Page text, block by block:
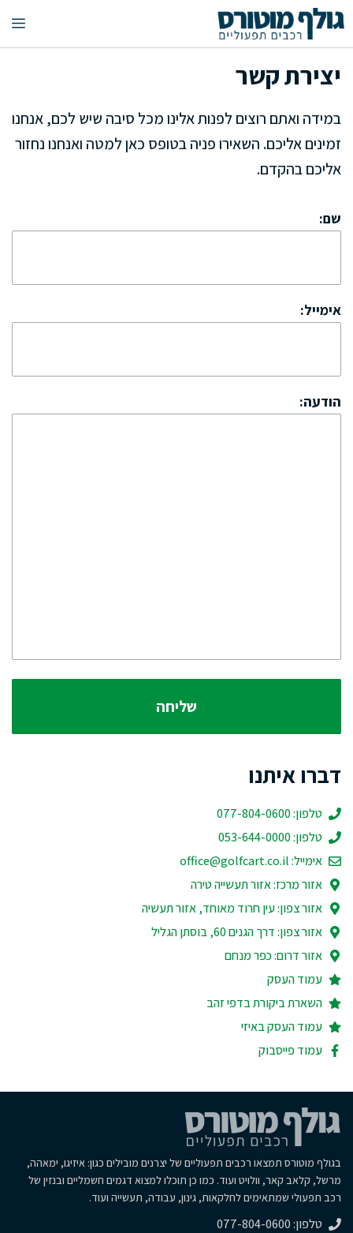
לדלג
יצירת קשר
במידה ואתם רוצים לפנות אלינו מכל סיבה שיש לכם, אנחנו
זמינים אליכם. השאירו פניה בטופס כאן למטה ואנחנו נחזור
אליכם בהקדם.
שם:
אימייל:
הודעה:
דברו איתנו
טלפון: 077-804-0600
טלפון: 053-644-0000
אימייל:office@golfcart.co.il
אזור מרכז: אזור תעשייה טירה
אזור צפון: עין חרוד מאוחד, אזור תעשיה
אזור צפון: דרך הגנים 60, בוסתן הגליל
אזור דרום: כפר מנחם
עמוד העסק
השארת ביקורת בדפי זהב
עמוד העסק באיזי
עמוד פייסבוק
בגולף מוטורס תמצאו רכבים תפעוליים של יצרנים מובילים כגון: איזיגו, ימאהה,
מרשל, קלאב קאר, וולויט ועוד. כמו כן תוכלו למצוא דגמים חשמליים ובנזין של
רכב תפעולי שמתאימים לחלקאות, גינון, עבודה, תעשייה ועוד.
טלפון: 077-804-0600